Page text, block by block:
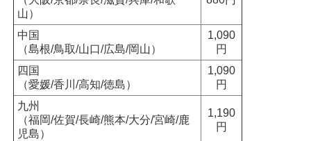
山）
中国
（島根/鳥取/山口/広島/岡山）
1,090
円
四国
（愛媛/香川/高知/徳島）
1,090
円
九州
（福岡/佐賀/長崎/熊本/大分/宮崎/鹿
児島）
1,190
円